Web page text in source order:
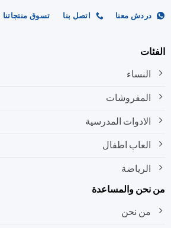
دردش معنا اتصل بنا تسوق منتجاتنا
النساء
المفروشات
الادوات المدرسية
العاب اطفال
الرياضة
والمساعدة
من نحن